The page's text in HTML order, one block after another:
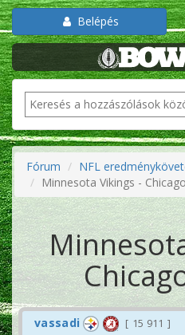
Belépés
Fórum
NFL
Minnesota Vikings -
vassadi 15 911